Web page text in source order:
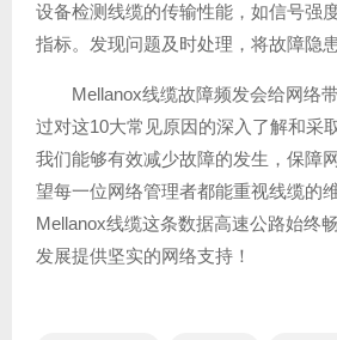
设备检测线缆的传输性能，如信号强
指标。发现问题及时处理，将故障隐
Mellanox线缆故障频发会给网络
过对这10大常见原因的深入了解和采
我们能够有效减少故障的发生，保障
望每一位网络管理者都能重视线缆的
Mellanox线缆这条数据高速公路始终
发展提供坚实的网络支持！